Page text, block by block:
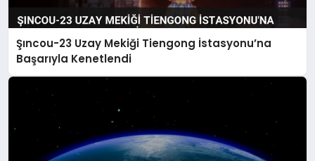
Şıncou-23 Uzay Mekiği Tiengong İstasyonu’na
Başarıyla Kenetlendi